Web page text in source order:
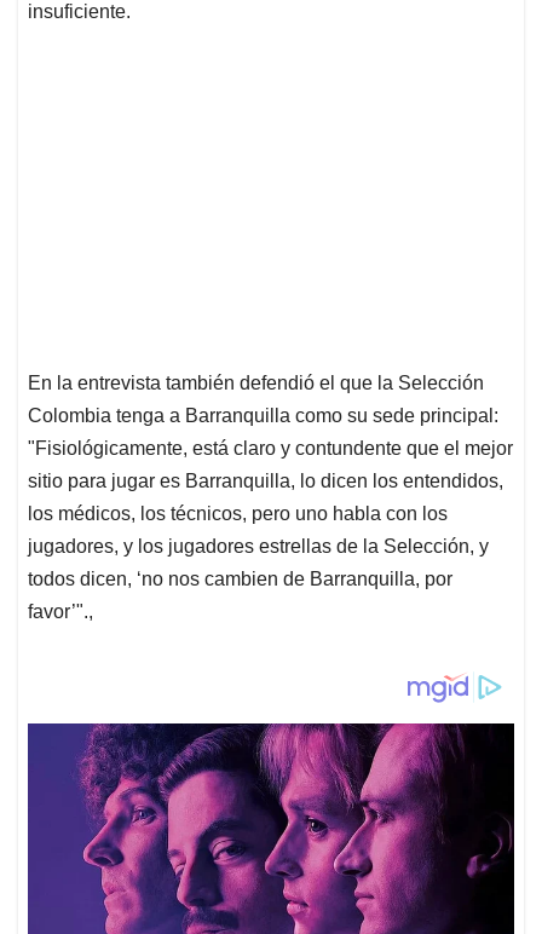
insuficiente.
En la entrevista también defendió el que la Selección
Colombia tenga a Barranquilla como su sede principal:
"Fisiológicamente, está claro y contundente que el mejor
sitio para jugar es Barranquilla, lo dicen los entendidos,
los médicos, los técnicos, pero uno habla con los
jugadores, y los jugadores estrellas de la Selección, y
todos dicen, ‘no nos cambien de Barranquilla, por
favor’".,